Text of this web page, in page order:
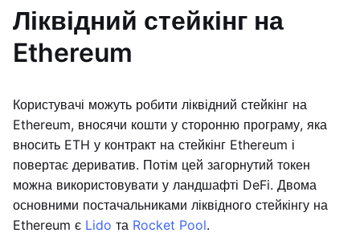
Ліквідний стейкінг на
Ethereum
Користувачі можуть робити ліквідний стейкінг на
Ethereum, вносячи кошти у сторонню програму, яка
вносить ETH у контракт на стейкінг Ethereum і
повертає дериватив. Потім цей загорнутий токен
можна використовувати у ландшафті DeFi. Двома
основними постачальниками ліквідного стейкінгу на
Ethereum є Lido та Rocket Pool.